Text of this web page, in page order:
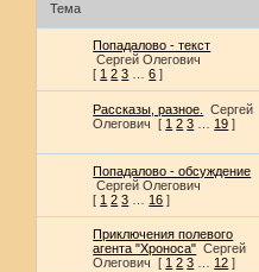
Тема
Попадалово - текст
Сергей Олегович
[ 1 2 3 6 ]
Рассказы, разное.
Сергей
Олегович
[ 1 2 3 19 ]
Попадалово - обсуждение
Сергей Олегович
[ 1 2 3 16 ]
Приключения полевого
агента "Хроноса" Сергей
Олегович
[ 1 2 3 12 ]